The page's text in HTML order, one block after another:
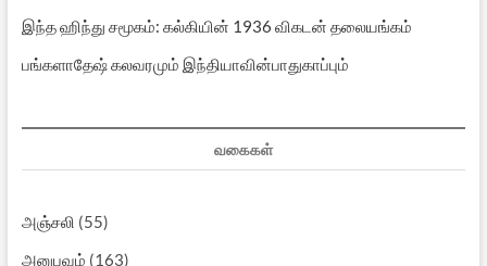
இந்த ஹிந்து சமூகம்: கல்கியின் 1936 விகடன் தலையங்கம்
பங்களாதேஷ் கலவரமும் இந்தியாவின்பாதுகாப்பும்
வகைகள்
அஞ்சலி (55)
அனுபவம் (163)